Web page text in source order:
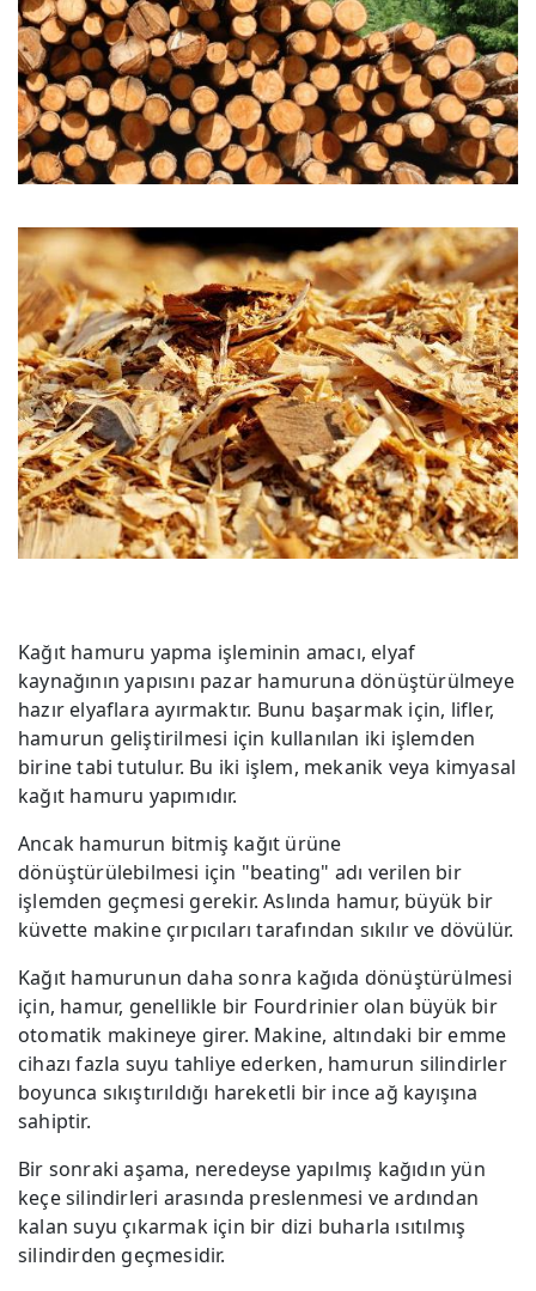
Kağıt hamuru yapma işleminin amacı, elyaf
kaynağının yapısını pazar hamuruna dönüştürülmeye
hazır elyaflara ayırmaktır. Bunu başarmak için, lifler,
hamurun geliştirilmesi için kullanılan iki işlemden
birine tabi tutulur. Bu iki işlem, mekanik veya kimyasal
kağıt hamuru yapımıdır.
Ancak hamurun bitmiş kağıt ürüne
dönüştürülebilmesi için "beating" adı verilen bir
işlemden geçmesi gerekir. Aslında hamur, büyük bir
küvette makine çırpıcıları tarafından sıkılır ve dövülür.
Kağıt hamurunun daha sonra kağıda dönüştürülmesi
için, hamur, genellikle bir Fourdrinier olan büyük bir
otomatik makineye girer. Makine, altındaki bir emme
cihazı fazla suyu tahliye ederken, hamurun silindirler
boyunca sıkıştırıldığı hareketli bir ince ağ kayışına
sahiptir.
Bir sonraki aşama, neredeyse yapılmış kağıdın yün
keçe silindirleri arasında preslenmesi ve ardından
kalan suyu çıkarmak için bir dizi buharla ısıtılmış
silindirden geçmesidir.